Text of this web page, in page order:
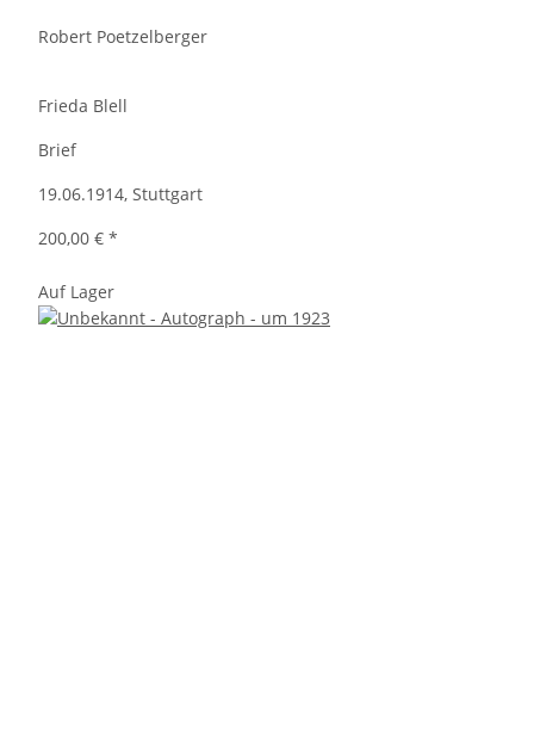
Robert Poetzelberger
Frieda Blell
Brief
19.06.1914, Stuttgart
200,00 € *
Auf Lager